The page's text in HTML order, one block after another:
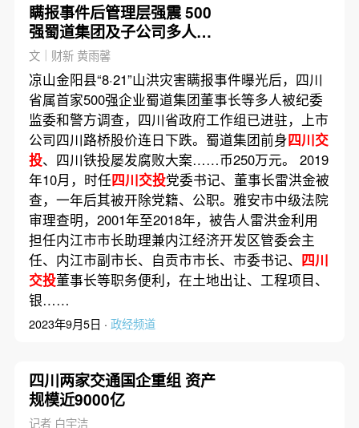
瞒报事件后管理层强震 500
强蜀道集团及子公司多人被
查
文｜财新 黄雨馨
凉山金阳县“8·21”山洪灾害瞒报事件曝光后，四川
省属首家500强企业蜀道集团董事长等多人被纪委
监委和警方调查，四川省政府工作组已进驻，上市
公司四川路桥股价连日下跌。蜀道集团前身四川交
投、四川铁投屡发腐败大案……币250万元。 2019
年10月，时任四川交投党委书记、董事长雷洪金被
查，一年后其被开除党籍、公职。雅安市中级法院
审理查明，2001年至2018年，被告人雷洪金利用
担任内江市市长助理兼内江经济开发区管委会主
任、内江市副市长、自贡市市长、市委书记、 四川
交投董事长等职务便利，在土地出让、工程项目、
银……
2023年9月5日 · 政经频道
四川两家交通国企重组 资产
规模近9000亿
记者 白宇洁